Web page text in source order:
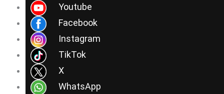
Youtube
Facebook
Instagram
TikTok
X
WhatsApp
contenido